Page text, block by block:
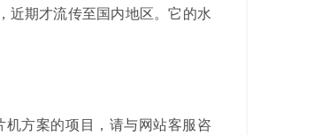
近期才流传至国内地区。它的水
方案的项目，请与网站客服咨